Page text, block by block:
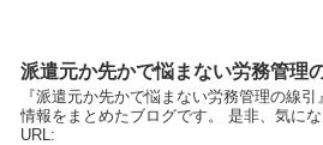
派遣元か先かで悩まない労務管理
『派遣元か先かで悩まない労務管理の線
情報をまとめたブログです。 是非、気に
URL: